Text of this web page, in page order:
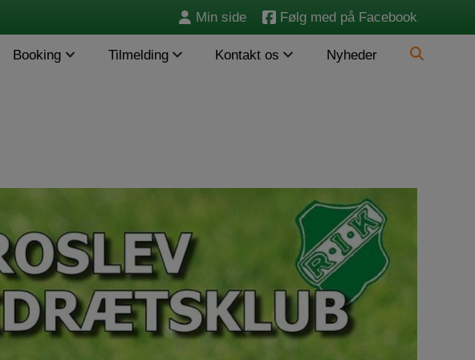
Min side Følg med på Facebook
Booking Tilmelding Kontakt os Nyheder